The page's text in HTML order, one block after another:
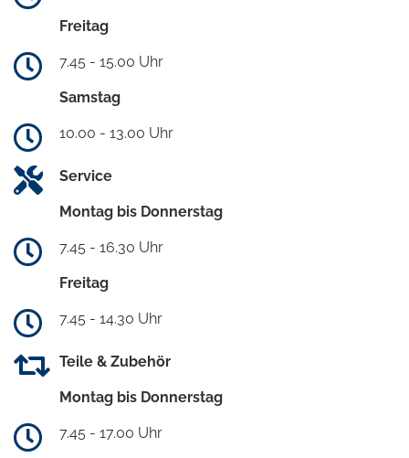
Freitag
7.45 - 15.00 Uhr
Samstag
10.00 - 13.00 Uhr
Service
Montag bis Donnerstag
7.45 - 16.30 Uhr
Freitag
7.45 - 14.30 Uhr
Teile & Zubehör
Montag bis Donnerstag
7.45 - 17.00 Uhr